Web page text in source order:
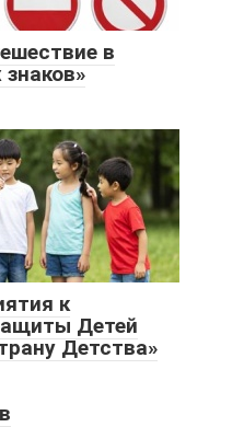
в
к
Детей
Детства»